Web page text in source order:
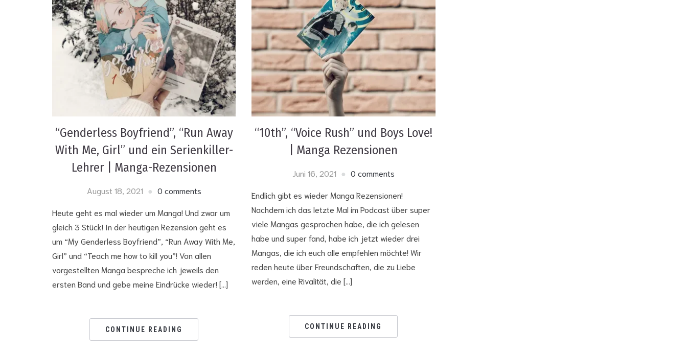
“Genderless Boyfriend”, “Run Away
With Me, Girl” und ein Serienkiller-
Lehrer | Manga-Rezensionen
August 18, 2021 0 comments
Heute geht es mal wieder um Manga! Und zwar um
gleich 3 Stück! In der heutigen Rezension geht es
um “My Genderless Boyfriend”, “Run Away With Me,
Girl” und “Teach me how to kill you”! Von allen
vorgestellten Manga bespreche ich jeweils den
ersten Band und gebe meine Eindrücke wieder! […]
CONTINUE READING
“10th”, “Voice Rush” und Boys Love!
| Manga Rezensionen
Juni 16, 2021 0 comments
Endlich gibt es wieder Manga Rezensionen!
Nachdem ich das letzte Mal im Podcast über super
viele Mangas gesprochen habe, die ich gelesen
habe und super fand, habe ich jetzt wieder drei
Mangas, die ich euch alle empfehlen möchte! Wir
reden heute über Freundschaften, die zu Liebe
werden, eine Rivalität, die […]
CONTINUE READING